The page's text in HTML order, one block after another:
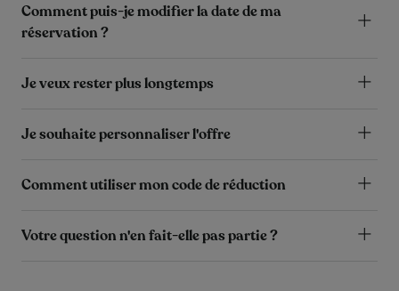
Comment puis-je modifier la date de ma
réservation ?
Je veux rester plus longtemps
Je souhaite personnaliser l'offre
Comment utiliser mon code de réduction
Votre question n'en fait-elle pas partie ?